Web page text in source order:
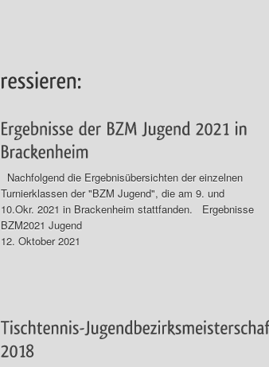
Nachfolgend die Ergebnisübersichten der einzelnen
Turnierklassen der "BZM Jugend", die am 9. und
10.Okr. 2021 in Brackenheim stattfanden. Ergebnisse
BZM2021 Jugend
12. Oktober 2021